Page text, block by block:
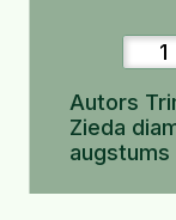
Autors
Zieda